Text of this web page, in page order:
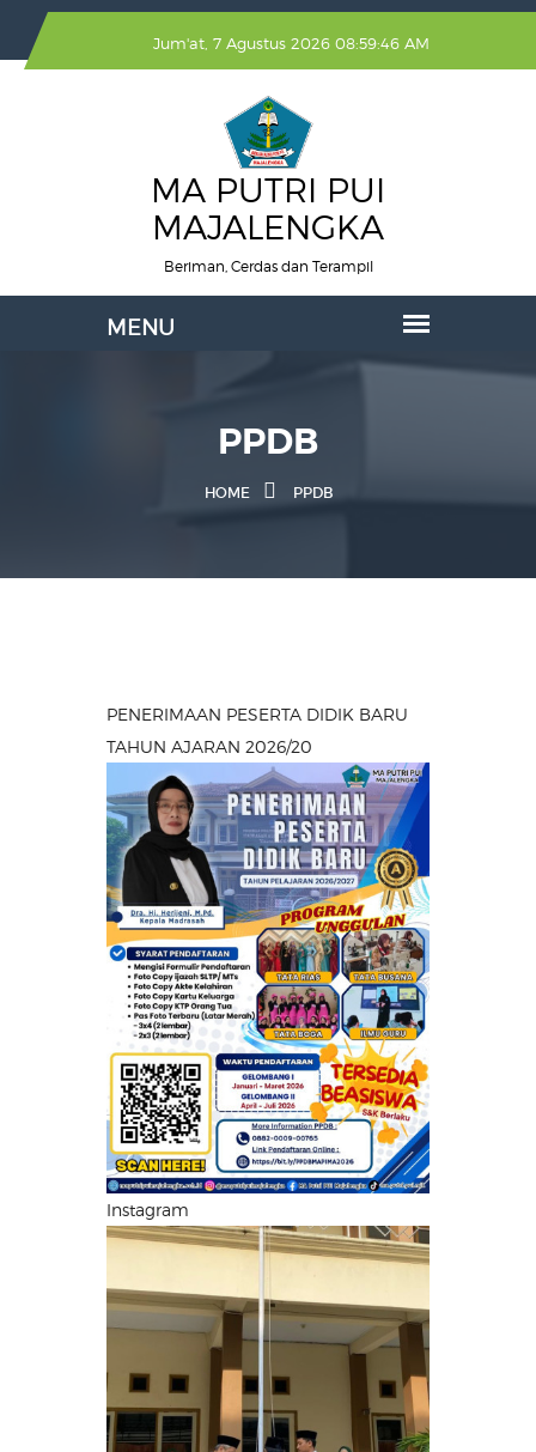
Jum'at, 7 Agustus 2026 08:59:47 AM
MA PUTRI PUI
MAJALENGKA
Beriman, Cerdas dan Terampil
PPDB
HOME PPDB
PENERIMAAN PESERTA DIDIK BARU
TAHUN AJARAN 2026/20
Instagram